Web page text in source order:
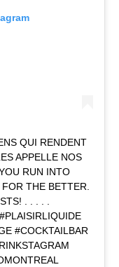
QUI RENDENT
APPELLE NOS
RUN INTO
THE BETTER.
. . . . .
#COCKTAILBAR